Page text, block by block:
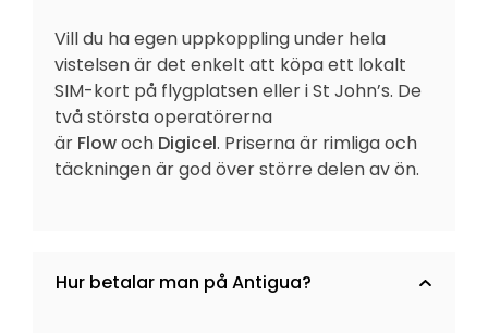
Vill du ha egen uppkoppling under hela
vistelsen är det enkelt att köpa ett lokalt
SIM-kort på flygplatsen eller i St John’s. De
två största operatörerna
är Flowoch Digicel. Priserna är rimliga och
täckningen är god över större delen av ön.
Hur betalar man på Antigua?